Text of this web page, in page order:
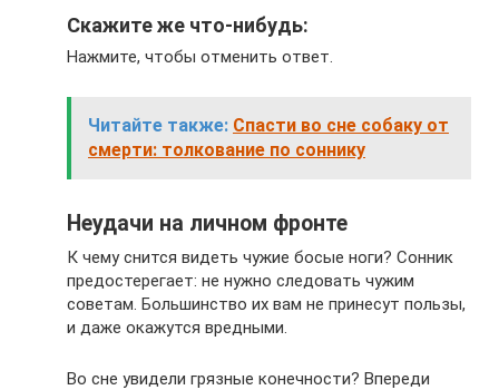
Скажите же что-нибудь:
Нажмите, чтобы отменить ответ.
Читайте также: Спасти во сне собаку от
смерти: толкование по соннику
Неудачи на личном фронте
К чему снится видеть чужие босые ноги? Сонник
предостерегает: не нужно следовать чужим
советам. Большинство их вам не принесут пользы,
и даже окажутся вредными.
Во сне увидели грязные конечности? Впереди